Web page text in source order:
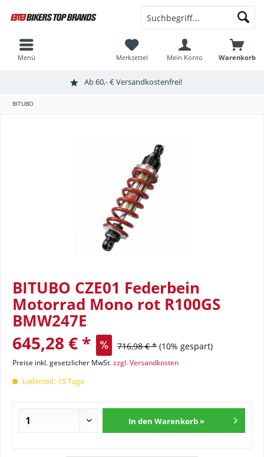
Ab 60,- € Versandkostenfrei!
Warenkorb
Merkzettel Mein Konto
Menü
BITUBO
BITUBO CZE01 Federbein
Motorrad Mono rot R100GS
BMW247E
645,28 € * 716,98 € * (10% gespart)
Preise inkl. gesetzlicher MwSt.zzgl. Versandkosten
Lieferzeit: 15 Tage
In den Warenkorb »